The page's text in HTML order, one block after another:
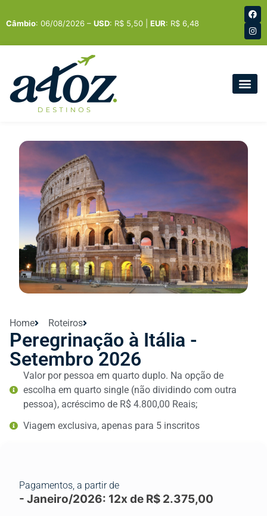
Câmbio: 06/08/2026 – USD: R$ 5,50 | EUR: R$ 6,48
Home Roteiros
Peregrinação à Itália -
Setembro 2026
Valor por pessoa em quarto duplo. Na opção de
escolha em quarto single (não dividindo com outra
pessoa), acréscimo de R$ 4.800,00 Reais;
Viagem exclusiva, apenas para 5 inscritos
Pagamentos, a partir de
- Janeiro/2026: 12x de R$ 2.375,00